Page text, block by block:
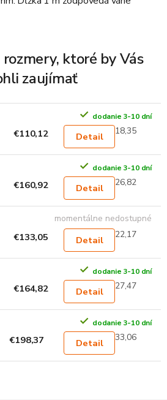
ktoré by Vás
zaujímať
dodanie 3-10 dní
€110,12 Detail 18,35
dodanie 3-10 dní
€160,92 Detail 26,82
momentálne nedostupné
€133,05 Detail 22,17
dodanie 3-10 dní
€164,82 Detail 27,47
dodanie 3-10 dní
€198,37 Detail 33,06